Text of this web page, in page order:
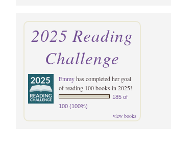
2025 Reading
Challenge
Emmyhas completed her goal
of reading 100 books in 2025!
185 of
100 (100%)
view books